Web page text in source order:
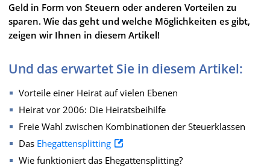
Geld in Form von Steuern oder anderen Vorteilen zu
sparen. Wie das geht und welche Möglichkeiten es gibt,
zeigen wir Ihnen in diesem Artikel!
Und das erwartet Sie in diesem Artikel:
Vorteile einer Heirat auf vielen Ebenen
Heirat vor 2006: Die Heiratsbeihilfe
Freie Wahl zwischen Kombinationen der Steuerklassen
Das Ehegattensplitting
Wie funktioniert das Ehegattensplitting?